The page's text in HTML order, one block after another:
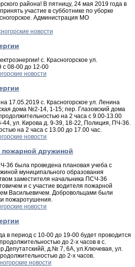
района! В пятницу, 24 мая 2019 года в
участие в субботнике по уборке
Администрация МО
новости
с. Красногорское ул.
08-00 до 12-00
новости
17.05.2019 с. Красногорское ул. Ленина
дома №2-14, 1-15; пер. Глазовский дома
на 2 часа с 9.00-13.00
44, ул. Кирова д. 9-39, 18-22, Полиция, ПЧ-36.
на 2 часа с 13.00 до 17.00 час.
новости
дружиной
36 была проведена плановая учеба с
муниципального образования
заместителя начальника ПСЧ-36
и с участие водителя пожарной
Васильевичем. Добровольцами были
пожаротушения.
новости
в период с 10-00 до 19-00 будет проводится
до 2-х часов в с.
д.№ 7, 6А, ул.Ключевая, ул.
до 2-х часов.
новости